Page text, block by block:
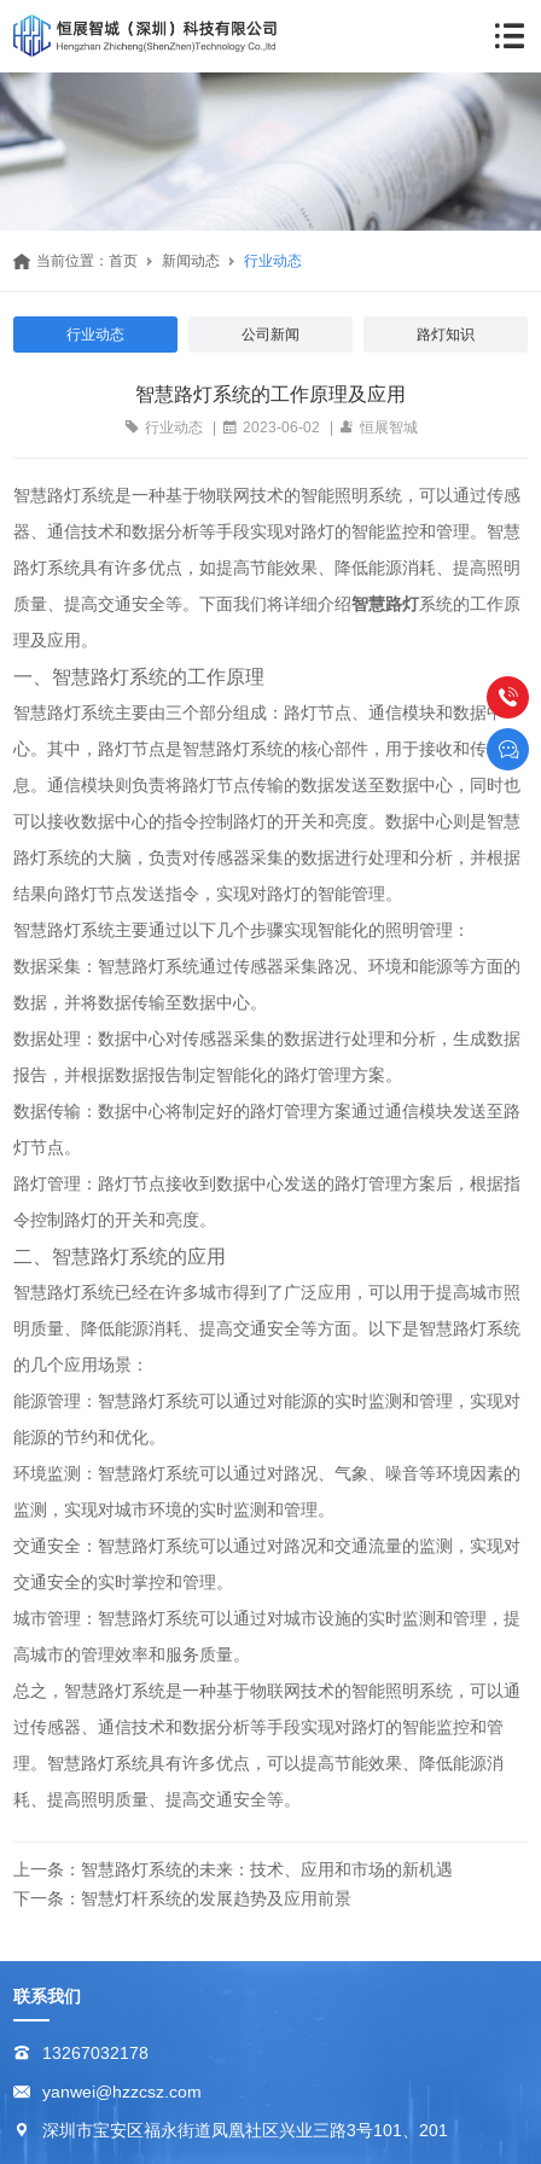
当前位置：首页 新闻动态 行业动态
行业动态 公司新闻 路灯知识
智慧路灯系统的工作原理及应用
行业动态 2023-06-02 恒展智城
智慧路灯系统是一种基于物联网技术的智能照明系统，可以通过传感
器、通信技术和数据分析等手段实现对路灯的智能监控和管理。智慧
路灯系统具有许多优点，如提高节能效果、降低能源消耗、提高照明
质量、提高交通安全等。下面我们将详细介绍智慧路灯系统的工作原
理及应用。
一、智慧路灯系统的工作原理
智慧路灯系统主要由三个部分组成：路灯节点、通信模块和数据中
心。其中，路灯节点是智慧路灯系统的核心部件，用于接收和传输信
息。通信模块则负责将路灯节点传输的数据发送至数据中心，同时也
可以接收数据中心的指令控制路灯的开关和亮度。数据中心则是智慧
路灯系统的大脑，负责对传感器采集的数据进行处理和分析，并根据
结果向路灯节点发送指令，实现对路灯的智能管理。
智慧路灯系统主要通过以下几个步骤实现智能化的照明管理：
数据采集：智慧路灯系统通过传感器采集路况、环境和能源等方面的
数据，并将数据传输至数据中心。
数据处理：数据中心对传感器采集的数据进行处理和分析，生成数据
报告，并根据数据报告制定智能化的路灯管理方案。
数据传输：数据中心将制定好的路灯管理方案通过通信模块发送至路
灯节点。
路灯管理：路灯节点接收到数据中心发送的路灯管理方案后，根据指
令控制路灯的开关和亮度。
二、智慧路灯系统的应用
智慧路灯系统已经在许多城市得到了广泛应用，可以用于提高城市照
明质量、降低能源消耗、提高交通安全等方面。以下是智慧路灯系统
的几个应用场景：
能源管理：智慧路灯系统可以通过对能源的实时监测和管理，实现对
能源的节约和优化。
环境监测：智慧路灯系统可以通过对路况、气象、噪音等环境因素的
监测，实现对城市环境的实时监测和管理。
交通安全：智慧路灯系统可以通过对路况和交通流量的监测，实现对
交通安全的实时掌控和管理。
城市管理：智慧路灯系统可以通过对城市设施的实时监测和管理，提
高城市的管理效率和服务质量。
总之，智慧路灯系统是一种基于物联网技术的智能照明系统，可以通
过传感器、通信技术和数据分析等手段实现对路灯的智能监控和管
理。智慧路灯系统具有许多优点，可以提高节能效果、降低能源消
耗、提高照明质量、提高交通安全等。
上一条：智慧路灯系统的未来：技术、应用和市场的新机遇
下一条：智慧灯杆系统的发展趋势及应用前景
联系我们
13267032178
yanwei@hzzcsz.com
深圳市宝安区福永街道凤凰社区兴业三路3号101、201